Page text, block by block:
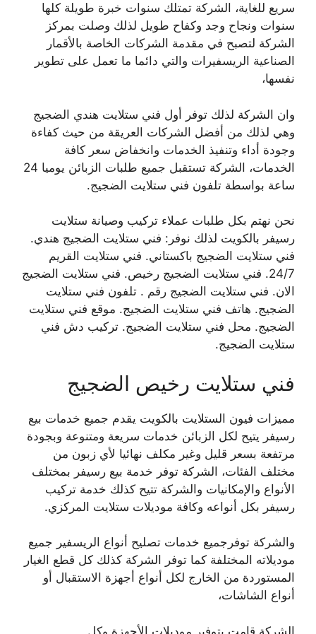
سريع للغاية، الشركة تمتلك سنوات خبرة طويلة كلها
سنوات ونجاح وجد وكفاح طويل لذلك وصلت بمركز
الشركة لتصبح في مقدمة الشركات الخاصة بالأقمار
الصناعية الريسفيرات والتي دائما ما تعمل على تطوير
نفسها،
وان الشركة لذلك توفر أول فني ستلايت هندي الضجيج
وهي لذلك من أفضل الشركات العريقة من حيث كفاءة
وجودة أداء وتنفيذ الخدمات وانخفاض سعر كافة
الخدمات، الشركة تستقبل جميع طلبات الزبائن يوميا 24
ساعة بواسطة تلفون فني ستلايت الضجيج.
نحن نهتم بكل طلبات عملاء تركيب وصيانة ستلايت
رسيفر بالكويت لذلك نوفر: فني ستلايت الضجيج هندي.
فني ستلايت الضجيج باكستاني. فني ستلايت القريم
24/7. فني ستلايت الضجيج رخيص. فني ستلايت الضجيج
الان. فني ستلايت الضجيج رقم . تلفون فني ستلايت
الضجيج. هاتف فني ستلايت الضجيج. موقع فني ستلايت
الضجيج. محل فني ستلايت الضجيج. تركيب دش فني
ستلايت الضجيج.
فني ستلايت رخيص الضجيج
مميزات فيون الستلايت بالكويت يقدم جميع خدمات بيع
رسيفر يتيح لكل الزبائن خدمات سريعة ومتنوعة وبجودة
مرتفعة بسعر قليل وغير مكلف نهائيا لأي زبون من
مختلف الفئات، الشركة توفر خدمة بيع رسيفر بمختلف
الأنواع والإمكانيات والشركة تتيح كذلك خدمة تركيب
رسيفر بكل أنواعه وكافة موديلات ستلايت المركزي.
والشركة توفرجميع خدمات تصليح أنواع الريسفير جميع
موديلاته المختلفة كما توفر الشركة كذلك كل قطع الغيار
المستوردة من الخارج لكل أنواع أجهزة الاستقبال أو
أنواع الشاشات،
الشركة قامت بتوفير موديلات الأجهزة وكل